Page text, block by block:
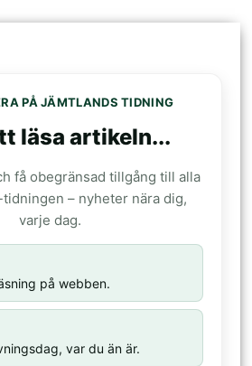
PÅ JÄMTLANDS TIDNING
läsa artikeln...
få obegränsad tillgång till alla
– nyheter nära dig,
varje dag.
på webben.
var du än är.